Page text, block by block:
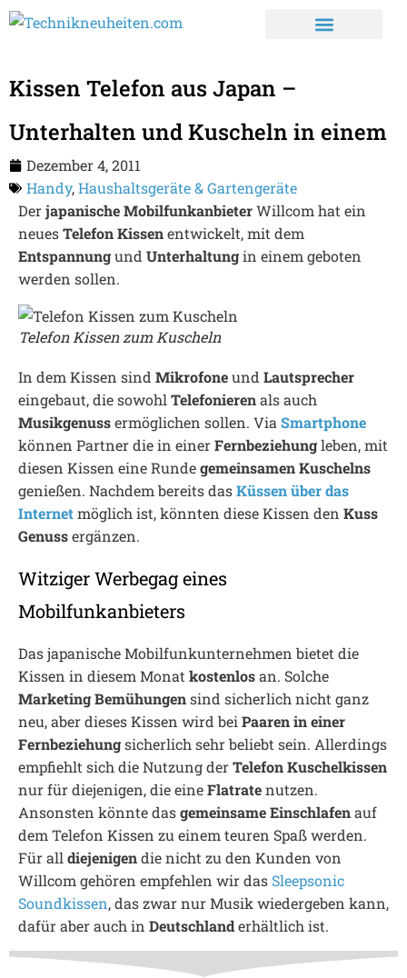
Kissen Telefon aus Japan –
Unterhalten und Kuscheln in einem
Dezember 4, 2011
Handy,Haushaltsgeräte & Gartengeräte
Derjapanische MobilfunkanbieterWillcom hat ein
neuesTelefon Kissenentwickelt, mit dem
Entspannungund Unterhaltungin einem geboten
werden sollen.
Telefon Kissen zum Kuscheln
In dem Kissen sind Mikrofoneund Lautsprecher
eingebaut, die sowohl Telefonierenals auch
Musikgenussermöglichen sollen. Via Smartphone
können Partner die in einerFernbeziehungleben, mit
diesen Kissen eine Rundegemeinsamen Kuschelns
genießen. Nachdem bereits dasKüssen über das
Internetmöglich ist, könnten diese Kissen den Kuss
Genussergänzen.
Witziger Werbegag eines
Mobilfunkanbieters
Das japanische Mobilfunkunternehmen bietet die
Kissen in diesem Monat kostenlosan. Solche
Marketing Bemühungensind sicherlich nicht ganz
neu, aber dieses Kissen wird bei Paaren in einer
Fernbeziehungsicherlich sehr beliebt sein. Allerdings
empfiehlt sich die Nutzung derTelefon Kuschelkissen
nur für diejenigen, die eineFlatratenutzen.
Ansonsten könnte dasgemeinsame Einschlafenauf
dem Telefon Kissen zu einem teuren Spaß werden.
Für all diejenigendie nicht zu den Kunden von
Willcom gehören empfehlen wir das Sleepsonic
Soundkissen, das zwar nur Musik wiedergeben kann,
dafür aber auch in Deutschlanderhältlich ist.